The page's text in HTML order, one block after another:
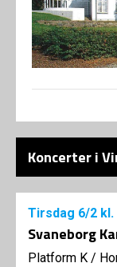
Koncerter i
Tirsdag 6/2
Svaneborg
Platform K /